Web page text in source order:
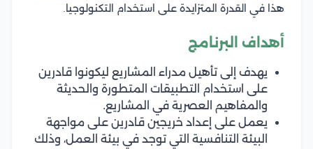
هذا في القدرة المتزايدة على استخدام التكنولوجيا.
أهداف البرنامج
يهدف إلى تأهيل مدراء المشاريع ليكونوا قادرين
على استخدام التطبيقات المتطورة والحديثة
والمفاهيم العصرية في المشاريع.
يعمل على إعداد خريجين قادرين على مواجهة
البيئة التنافسية التي توجد في بيئة العمل، وذلك